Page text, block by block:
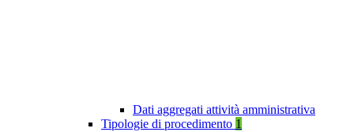
Dati aggregati attività amministrativa
Tipologie di procedimento 1